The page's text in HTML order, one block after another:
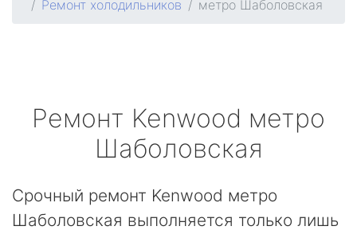
Ремонт холодильников
метро Шаболовская
Ремонт Kenwood метро
Шаболовская
Срочный ремонт Kenwood метро
Шаболовская выполняется только лишь